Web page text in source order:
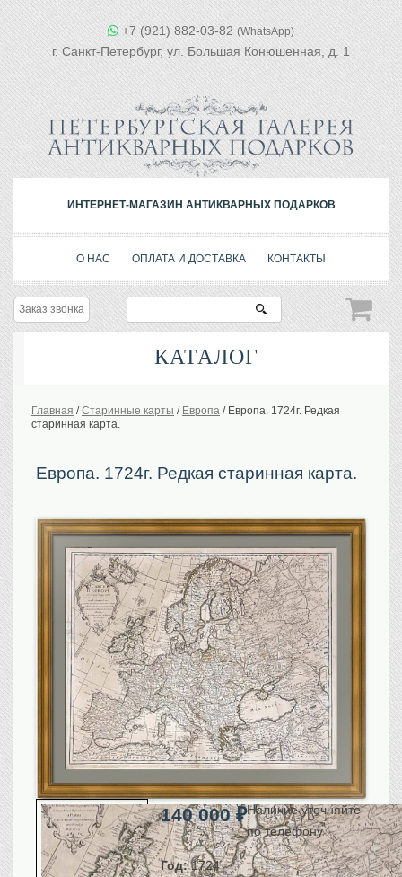
+7 (921) 882-03-82 (WhatsApp)
г. Санкт-Петербург, ул. Большая Конюшенная, д. 1
ИНТЕРНЕТ-МАГАЗИН АНТИКВАРНЫХ ПОДАРКОВ
О НАС ОПЛАТА И ДОСТАВКА КОНТАКТЫ
Заказ звонка
КАТАЛОГ
История Российской
Предметы VIP
Старинные планы городов
Москва
Санкт-Петербург
Российская империя
Прочие
Старинные карты
Российская империя
Европа
Мир
Исторические карты
Виды городов
Москва
Санкт-Петербург
Российская империя
Прочие
Главная /Старинные карты / Европа / Европа. 1724г. Редкая
старинная карта.
Европа. 1724г. Редкая старинная карта.
140 000₽Наличие уточняйте
по телефону
Год:1724